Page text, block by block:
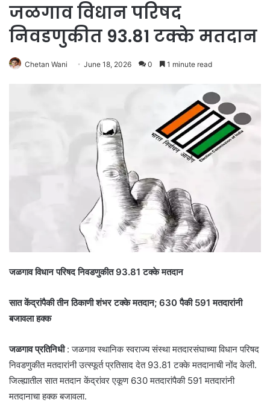
जळगाव विधान परिषद
निवडणुकीत 93.81 टक्के मतदान
Chetan Wani June 18, 2026 0 1 minute read
जळगाव विधान परिषद निवडणुकीत 93.81 टक्के मतदान
सात केंद्रांपैकी तीन ठिकाणी शंभर टक्के मतदान; 630 पैकी 591 मतदारांनी
बजावला हक्क
जळगाव प्रतिनिधी: जळगाव स्थानिक स्वराज्य संस्था मतदारसंघाच्या विधान परिषद
निवडणुकीत मतदारांनी उत्स्फूर्त प्रतिसाद देत 93.81 टक्के मतदानाची नोंद केली.
जिल्ह्यातील सात मतदान केंद्रांवर एकूण 630 मतदारांपैकी 591 मतदारांनी
मतदानाचा हक्क बजावला.